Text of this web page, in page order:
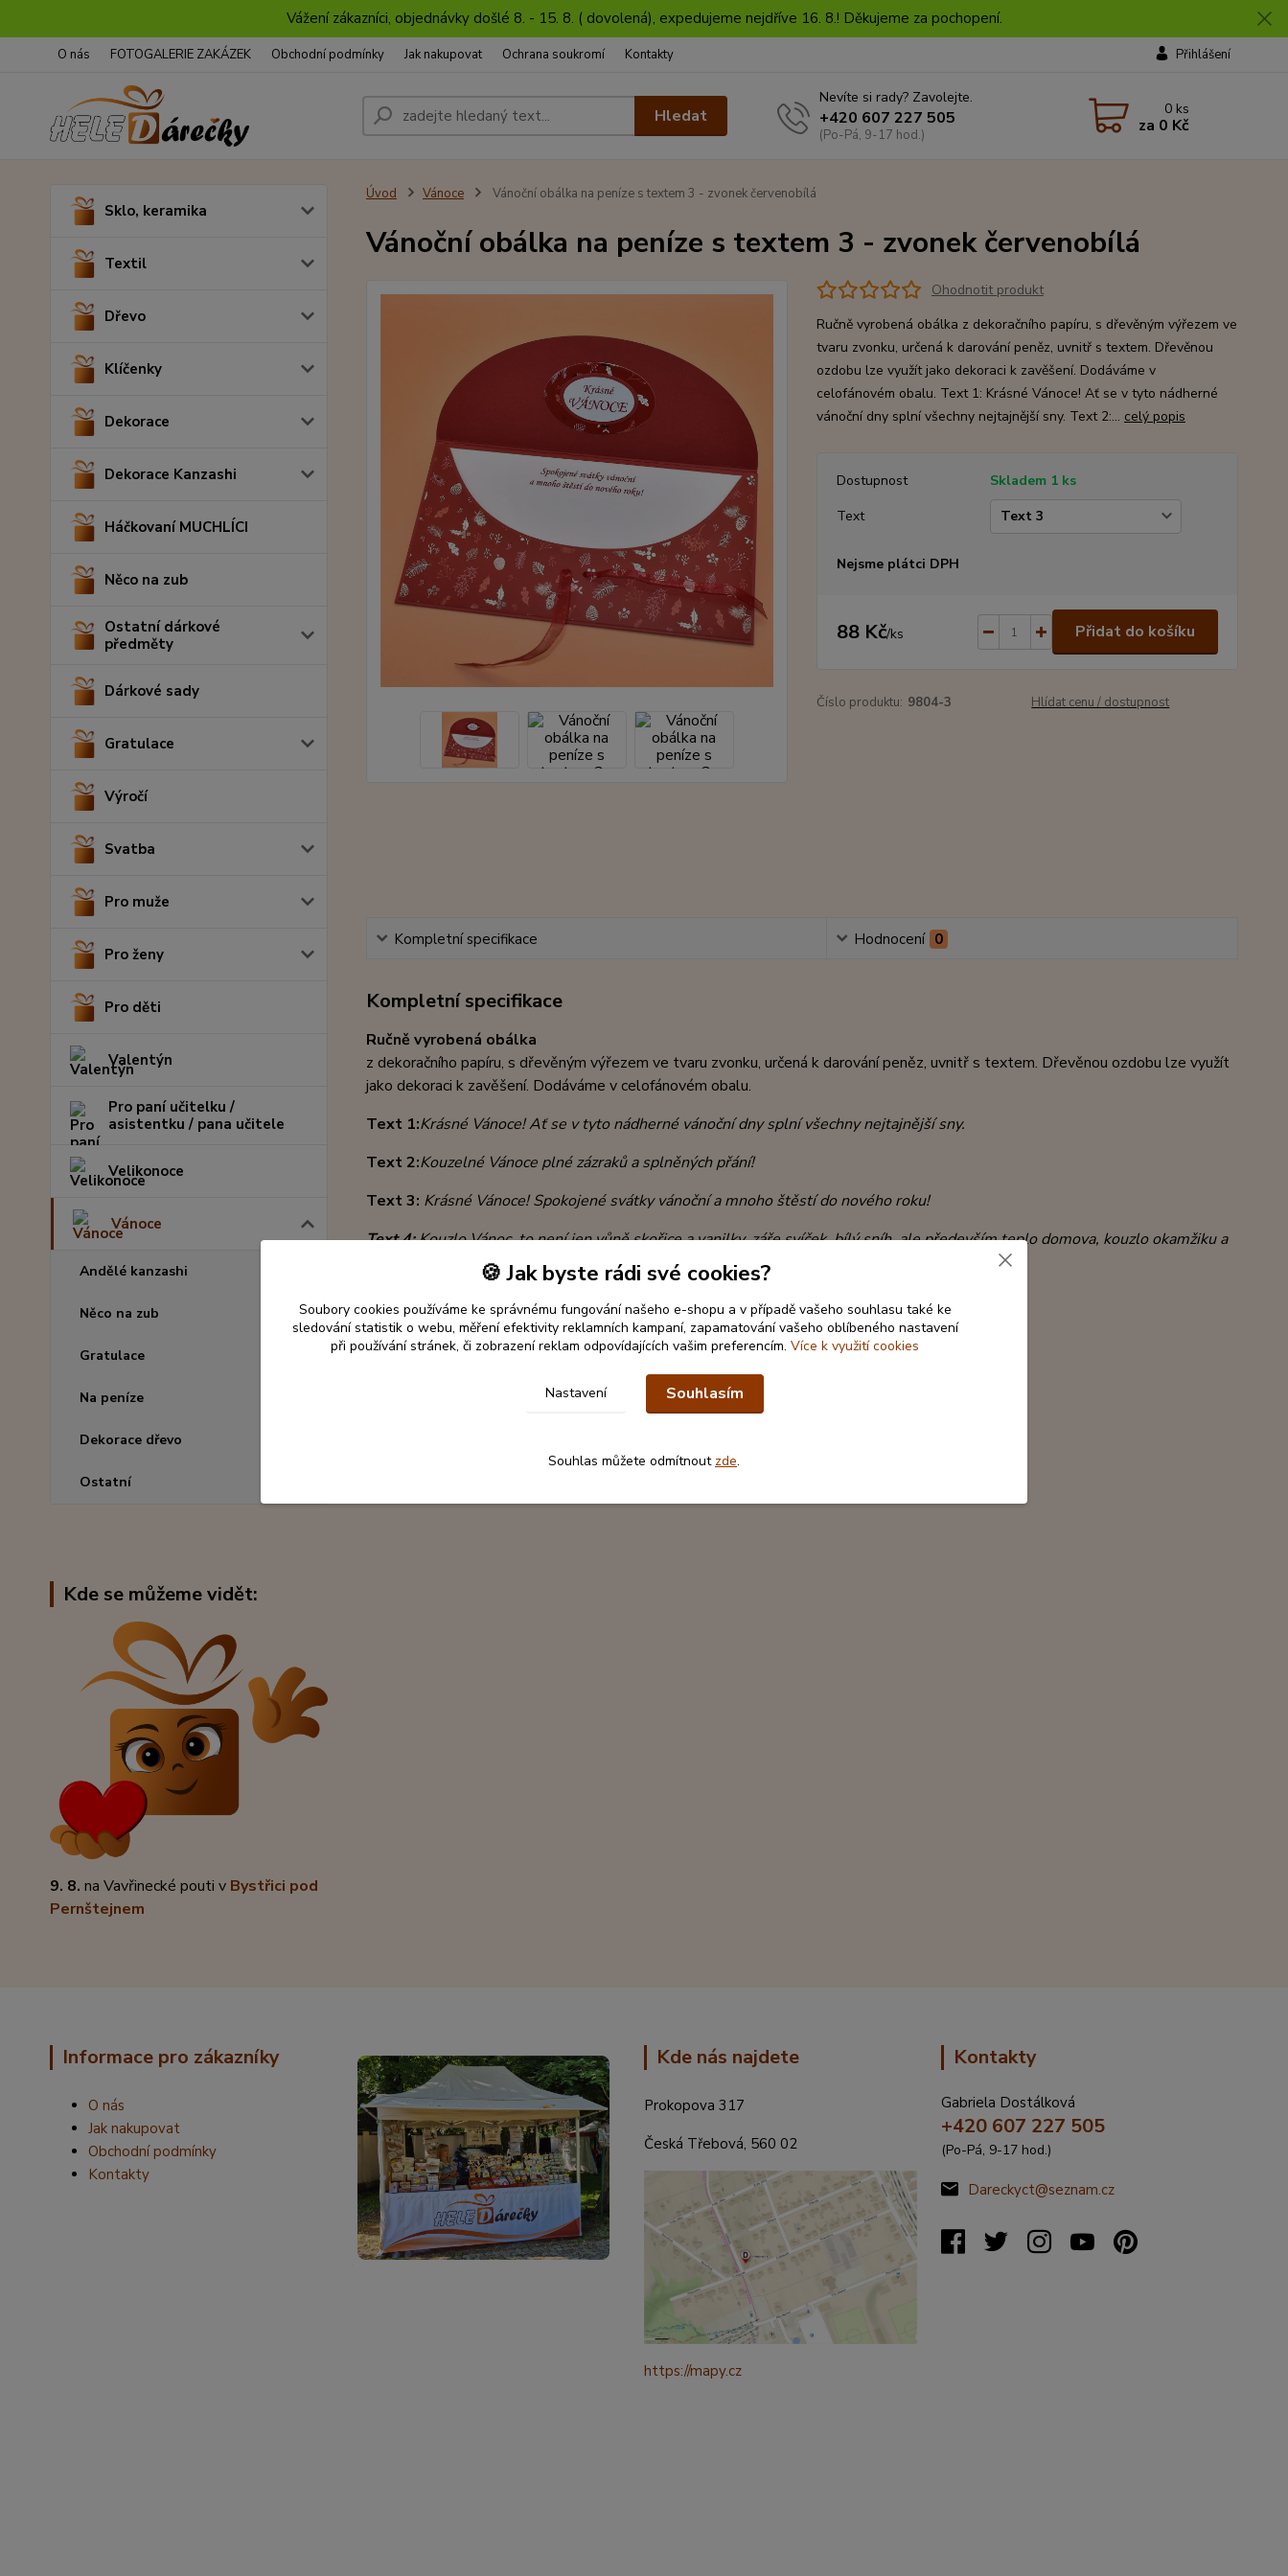
Vážení zákazníci, objednávky došlé 8. - 15. 8. ( dovolená), expedujeme nejdříve 16. 8.! Děkujeme za pochopení.
O nás FOTOGALERIE ZAKÁZEK Obchodní podmínky Jak nakupovat Ochrana soukromí Kontakty Přihlášení
Hledat
Nevíte si rady? Zavolejte.
+420 607 227 505
(Po-Pá, 9-17 hod.)
0 ks
za 0 Kč
Sklo, keramika
Textil
Dřevo
Klíčenky
Dekorace
Dekorace Kanzashi
Háčkovaní MUCHLÍCI
Něco na zub
Ostatní dárkové
předměty
Dárkové sady
Gratulace
Výročí
Svatba
Pro muže
Pro ženy
Pro děti
Valentýn
Pro paní učitelku /
asistentku / pana učitele
Velikonoce
Vánoce
Andělé kanzashi
Něco na zub
Gratulace
Na peníze
Dekorace dřevo
Ostatní
Kde se můžeme vidět:
9. 8. na Vavřinecké pouti v Bystřici pod
Pernštejnem
Úvod Vánoce Vánoční obálka na peníze s textem 3 - zvonek červenobílá
Vánoční obálka na peníze s textem 3 - zvonek červenobílá
Ohodnotit produkt
Ručně vyrobená obálka z dekoračního papíru, s dřevěným výřezem ve
tvaru zvonku, určená k darování peněz, uvnitř s textem. Dřevěnou
ozdobu lze využít jako dekoraci k zavěšení. Dodáváme v
celofánovém obalu. Text 1: Krásné Vánoce! Ať se v tyto nádherné
vánoční dny splní všechny nejtajnější sny. Text 2:... celý popis
Dostupnost
Skladem 1 ks
Text
Nejsme plátci DPH
88 Kč/ks Přidat do košíku
Číslo produktu: 9804-3 Hlídat cenu / dostupnost
Kompletní specifikace Hodnocení 0
Kompletní specifikace
Ručně vyrobená obálka
z dekoračního papíru, s dřevěným výřezem ve tvaru zvonku, určená k darování peněz, uvnitř s textem. Dřevěnou ozdobu lze využít
jako dekoraci k zavěšení. Dodáváme v celofánovém obalu.
Text 1:Krásné Vánoce! Ať se v tyto nádherné vánoční dny splní všechny nejtajnější sny.
Text 2:Kouzelné Vánoce plné zázraků a splněných přání!
Text 3: Krásné Vánoce!Spokojené svátky vánoční a mnoho štěstí do nového roku!
Text 4:Kouzlo Vánoc, to není jen vůně skořice a vanilky, záře svíček, bílý sníh,ale především teplo domova, kouzlo okamžikua
láska našich nejbližších!
Rozměr obálky : 10,5 x 20cm
Materiál: papír, topolová překližka, monofilová stuha, broušené kamínky
Informace pro zákazníky
O nás
Jak nakupovat
Obchodní podmínky
Kontakty
Kde nás najdete
Prokopova 317
Česká Třebová, 560 02
https://mapy.cz
Kontakty
Gabriela Dostálková
+420 607 227 505
(Po-Pá, 9-17 hod.)
Dareckyct@seznam.cz
🍪 Jak byste rádi své cookies?
Soubory cookies používáme ke správnému fungování našeho e-shopu a v případě vašeho souhlasu také ke
sledování statistik o webu, měření efektivity reklamních kampaní, zapamatování vašeho oblíbeného nastavení
při používání stránek, či zobrazení reklam odpovídajících vašim preferencím. Více k využití cookies
Nastavení Souhlasím
Souhlas můžete odmítnout zde.